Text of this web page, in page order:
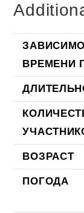
ВРЕМЕНИ
ВОЗРАСТ
ПОГОДА